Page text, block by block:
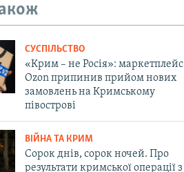
СУСПІЛЬСТВО
«Крим – не Росія»: маркетплейс
Ozon припинив прийом нових
замовлень на Кримському
півострові
ВІЙНА ТА КРИМ
Сорок днів, сорок ночей. Про
результати кримської операції з